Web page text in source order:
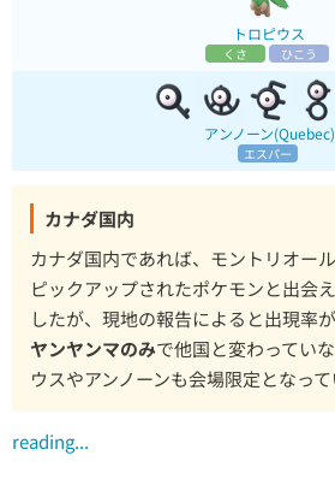
トロピウス
くさ ひこう
アンノーン(Quebec)
エスパー
カナダ国内
カナダ国内であれば、モントリオー
ピックアップされたポケモンと出会
したが、現地の報告によると出現率
ヤンヤンマのみで他国と変わってい
ウスやアンノーンも会場限定となって
reading...